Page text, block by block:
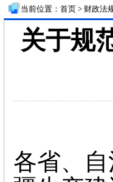
当前位置： 首页 > 财政法
关于规
各省、